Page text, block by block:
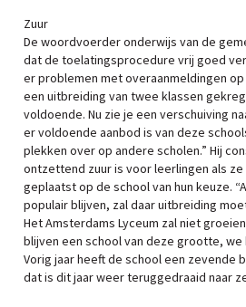
Zuur
De woordvoerder onderwijs van de
dat de toelatingsprocedure vrij goed
er problemen met overaanmeldingen
een uitbreiding van twee klassen
voldoende. Nu zie je een verschuiving
er voldoende aanbod is van deze
plekken over op andere scholen.” Hij
ontzettend zuur is voor leerlingen als
geplaatst op de school van hun keuze.
populair blijven, zal daar uitbreiding
Het Amsterdams Lyceum zal niet
blijven een school van deze grootte, we
Vorig jaar heeft de school een zevende
dat is dit jaar weer teruggedraaid naar